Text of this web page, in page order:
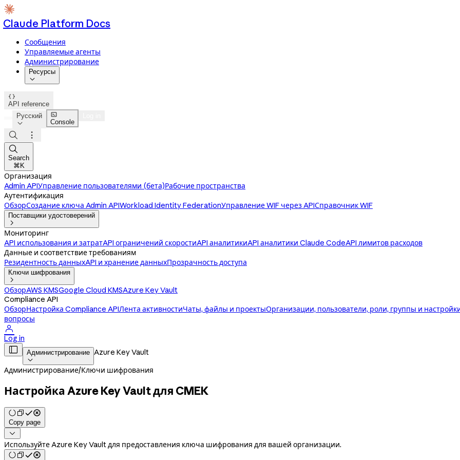
Claude Platform Docs
Сообщения
Управляемые агенты
Администрирование
Ресурсы


API reference
Русский


Console



Search
⌘K
Организация
Admin APIУправление пользователями (бета)Рабочие пространства
Аутентификация
ОбзорСоздание ключа Admin APIWorkload Identity FederationУправление WIF через APIСправочник WIF
Поставщики удостоверений

Мониторинг
API использования и затратAPI ограничений скоростиAPI аналитикиAPI аналитики Claude CodeAPI лимитов расходов
Данные и соответствие требованиям
Резидентность данныхAPI и хранение данныхПрозрачность доступа
Ключи шифрования

ОбзорAWS KMSGoogle Cloud KMSAzure Key Vault
Compliance API
ОбзорНастройка Compliance APIЛента активностиЧаты, файлы и проектыОрганизации, пользователи, роли, группы и
вопросы

Log in
 Администрирование

Azure Key Vault
Администрирование/Ключи шифрования
Настройка Azure Key Vault для CMEK
Copy page

Используйте Azure Key Vault для предоставления ключа шифрования для вашей организации.